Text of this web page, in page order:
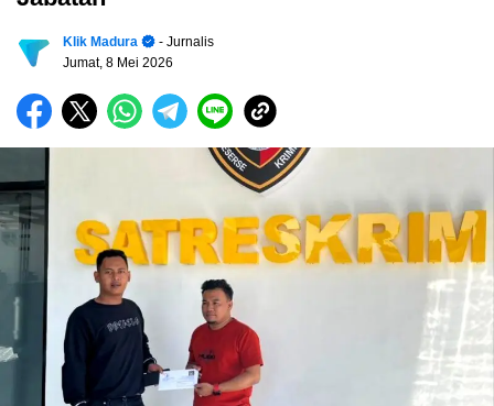
Klik Madura
- Jurnalis
Jumat, 8 Mei 2026